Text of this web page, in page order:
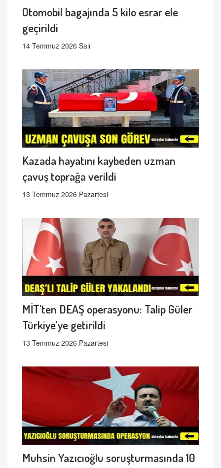
Otomobil bagajında 5 kilo esrar ele
geçirildi
14 Temmuz 2026 Salı
Kazada hayatını kaybeden uzman
çavuş toprağa verildi
13 Temmuz 2026 Pazartesi
MİT'ten DEAŞ operasyonu: Talip Güler
Türkiye'ye getirildi
13 Temmuz 2026 Pazartesi
Muhsin Yazıcıoğlu soruşturmasında 10